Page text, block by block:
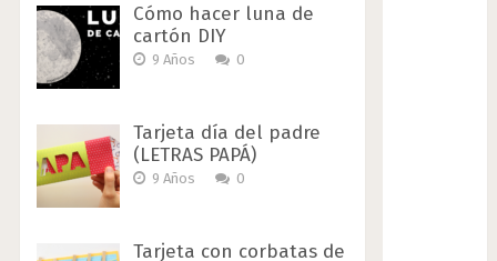
Cómo hacer luna de
cartón DIY
9 Años 0
Tarjeta día del padre
(LETRAS PAPÁ)
9 Años 0
Tarjeta con corbatas de